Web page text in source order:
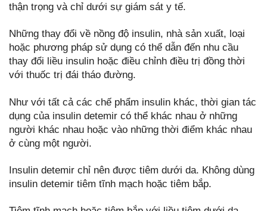
thận trọng và chỉ dưới sự giám sát y tế.
Những thay đổi về nồng độ insulin, nhà sản xuất, loại
hoặc phương pháp sử dụng có thể dẫn đến nhu cầu
thay đổi liều insulin hoặc điều chỉnh điều trị đồng thời
với thuốc trị đái tháo đường.
Như với tất cả các chế phẩm insulin khác, thời gian tác
dụng của insulin detemir có thể khác nhau ở những
người khác nhau hoặc vào những thời điểm khác nhau
ở cùng một người.
Insulin detemir chỉ nên được tiêm dưới da. Không dùng
insulin detemir tiêm tĩnh mạch hoặc tiêm bắp.